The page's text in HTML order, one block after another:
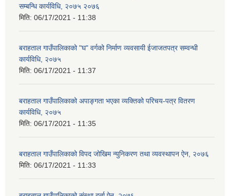
सम्बन्धि कार्यविधि, २०७५ २०७६
मिति: 06/17/2021 - 11:38
बराहताल गाउँपालिकाको "घ" वर्गको निर्माण व्यवसायी ईजाजतपत्र सम्वन्धी
कार्यविधि, २०७५
मिति: 06/17/2021 - 11:37
बराहताल गाउँपालिकाको अपाङ्गता भएका व्यक्तिको परिचय-पत्र वितरण
कार्यविधि, २०७५
मिति: 06/17/2021 - 11:35
बराहताल गाउँपालिकाको विपद जोखिम न्युनिकरण तथा व्यवस्थापन ऐन, २०७६
मिति: 06/17/2021 - 11:33